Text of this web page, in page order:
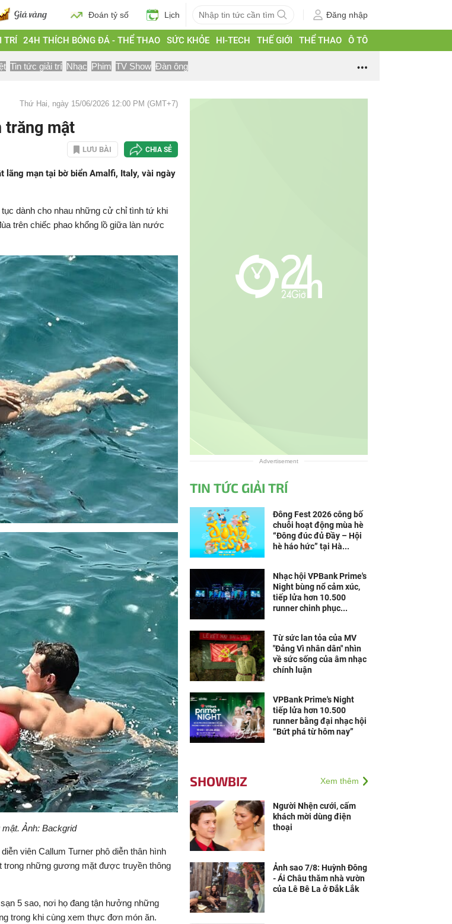
Đoán tỷ số Lịch Đăng nhập
TRÍ 24H THÍCH BÓNG ĐÁ - THỂ THAO SỨC KHỎE HI-TECH THẾ GIỚI THỂ THAO Ô TÔ
Tin tức giải trí Nhạc Phim TV Show Đàn ông
Thứ Hai, ngày 15/06/2026 12:00 PM (GMT+7)
trăng mật
LƯU BÀI CHIA SẺ
lãng mạn tại bờ biển Amalfi, Italy, vài ngày
dành cho nhau những cử chỉ tình tứ khi
trên chiếc phao khổng lồ giữa làn nước
Ảnh: Backgrid
viên Callum Turner phô diễn thân hình
trong những gương mặt được truyền thông
5 sao, nơi họ đang tận hưởng những
trong khi cùng xem thực đơn món ăn.
Advertisement
TIN TỨC GIẢI TRÍ
Đông Fest 2026 công bố
chuỗi hoạt động mùa hè
“Đông đúc đủ Đầy – Hội
hè háo hức” tại Hà...
Nhạc hội VPBank Prime's
Night bùng nổ cảm xúc,
tiếp lửa hơn 10.500
runner chinh phục...
Từ sức lan tỏa của MV
"Đảng Vì nhân dân" nhìn
về sức sống của âm nhạc
chính luận
VPBank Prime's Night
tiếp lửa hơn 10.500
runner bằng đại nhạc hội
“Bứt phá từ hôm nay”
SHOWBIZ Xem thêm
Người Nhện cưới, cấm
khách mời dùng điện
thoại
Ảnh sao 7/8: Huỳnh Đông
- Ái Châu thăm nhà vườn
của Lê Bê La ở Đắk Lắk